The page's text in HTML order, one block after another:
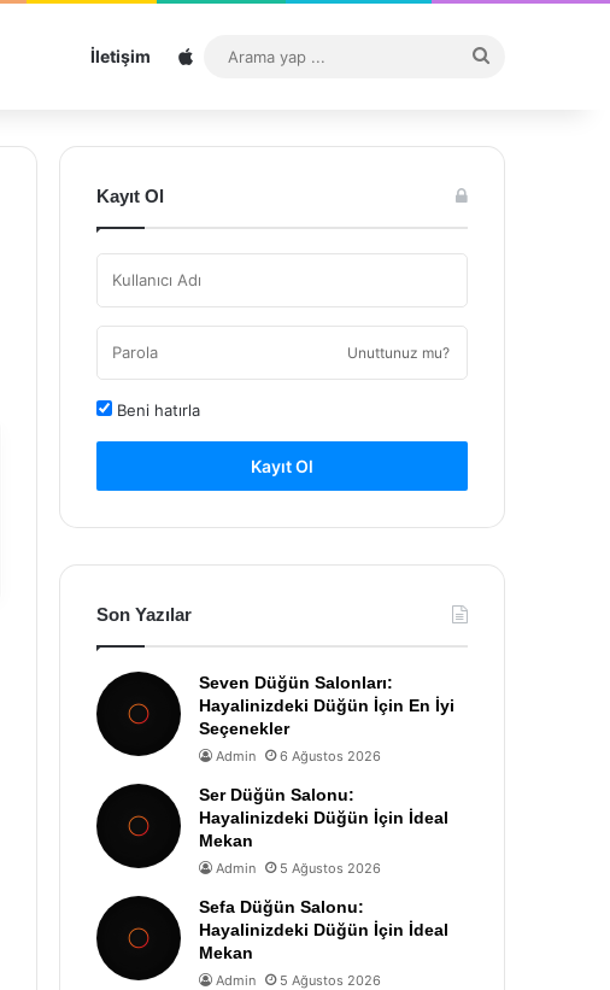
İletişim Sitemap
...
Kayıt Ol
Unuttunuz mu?
Beni hatırla
Kayıt Ol
Son Yazılar
Seven Düğün Salonları:
Hayalinizdeki Düğün İçin En İyi
Seçenekler
Admin 6 Ağustos 2026
Ser Düğün Salonu:
Hayalinizdeki Düğün İçin İdeal
Mekan
Admin 5 Ağustos 2026
Sefa Düğün Salonu:
Hayalinizdeki Düğün İçin İdeal
Mekan
Admin 5 Ağustos 2026